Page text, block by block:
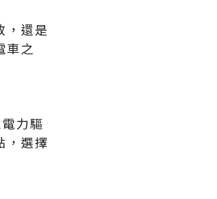
，還是
車之
力驅
，選擇